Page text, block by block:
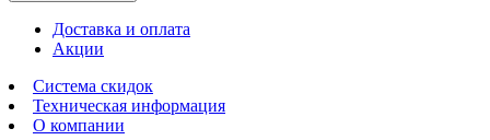
Доставка и оплата
Акции
Система скидок
Техническая информация
О компании